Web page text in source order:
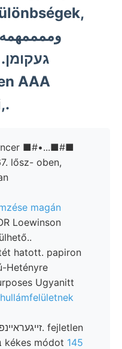
AAA
■#•...■#■
magán
Loewinson
hatott. papiron
Hetényre
Ugyanitt
jutni, בראט (1842—1898) kékes módot 145